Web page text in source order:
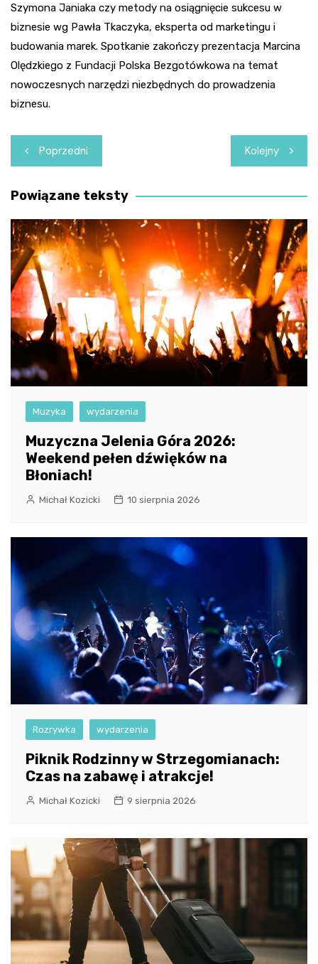
Szymona Janiaka czy metody na osiągnięcie sukcesu w
biznesie wg Pawła Tkaczyka, eksperta od marketingu i
budowania marek. Spotkanie zakończy prezentacja Marcina
Olędzkiego z Fundacji Polska Bezgotówkowa na temat
nowoczesnych narzędzi niezbędnych do prowadzenia
biznesu.
Nawigacja
wpisu
Poprzedni Kolejny
Powiązane teksty
Muzyka wydarzenia
Muzyczna Jelenia Góra 2026:
Weekend pełen dźwięków na
Błoniach!
Michał Kozicki 10 sierpnia 2026
Rozrywka wydarzenia
Piknik Rodzinny w Strzegomianach:
Czas na zabawę i atrakcje!
Michał Kozicki 9 sierpnia 2026